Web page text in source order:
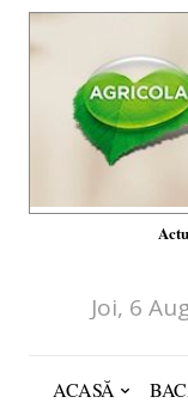
Joi, 6
ACASĂ